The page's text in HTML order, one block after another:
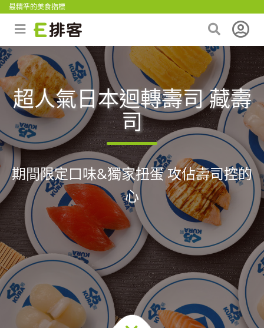
最精準的美食指標
超人氣日本迴轉壽司 藏壽
司
期間限定口味&獨家扭蛋 攻佔壽司控的
心